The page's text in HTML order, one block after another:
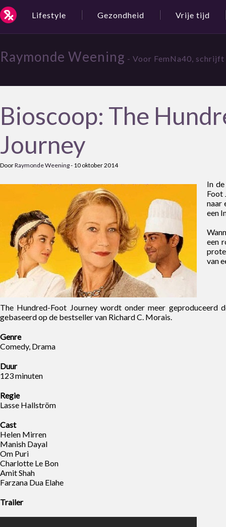
Lifestyle Gezondheid Vrije tijd
Raymonde Weening - Voor FemNa40,
Bioscoop: The
Journey
DoorRaymonde Weening- 10 oktober 2014
In
Foot
naar
een
een
van
The Hundred-Foot Journey wordt onder meer geproduceerd
gebaseerd op de bestseller van Richard C. Morais.
Genre
Comedy, Drama
Duur
123 minuten
Regie
Lasse Hallström
Cast
Helen Mirren
Manish Dayal
Om Puri
Charlotte Le Bon
Amit Shah
Farzana Dua Elahe
Trailer